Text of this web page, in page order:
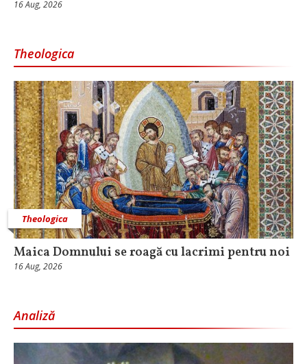
16 Aug, 2026
Theologica
Theologica
Maica Domnului se roagă cu lacrimi pentru noi
16 Aug, 2026
Analiză